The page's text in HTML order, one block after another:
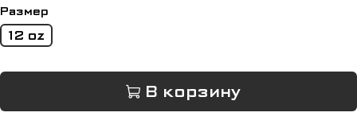
Размер
12 oz
В корзину